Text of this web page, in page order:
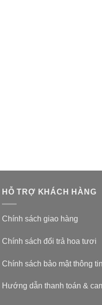
HỖ TRỢ KHÁCH HÀNG
Chính sách giao hàng
Chính sách đổi trả hoa tươi
Chính sách bảo mật thông tin
Hướng dẫn thanh toán &